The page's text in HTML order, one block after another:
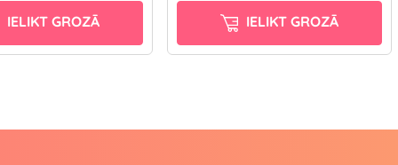
IELIKT GROZĀ IELIKT GROZĀ